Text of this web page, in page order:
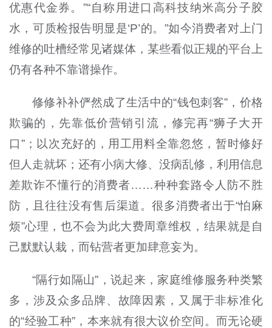
优惠代金券。”“自称用进口高科技纳米高分子胶
水，可质检报告明显是‘P’的。”如今消费者对上门
维修的吐槽经常见诸媒体，某些看似正规的平台上
仍有各种不靠谱操作。
修修补补俨然成了生活中的“钱包刺客”，价格
欺骗的，先靠低价营销引流，修完再“狮子大开
口”；以次充好的，用工用料全靠忽悠，暂时修好
但人走就坏；还有小病大修、没病乱修，利用信息
差欺诈不懂行的消费者……种种套路令人防不胜
防，且往往没有售后渠道。很多消费者出于“怕麻
烦”心理，也不会为此大费周章维权，结果就是自
己默默认栽，而钻营者更加肆意妄为。
“隔行如隔山”，说起来，家庭维修服务种类繁
多，涉及众多品牌、故障因素，又属于非标准化
的“经验工种”，本来就有很大议价空间。而无论硬